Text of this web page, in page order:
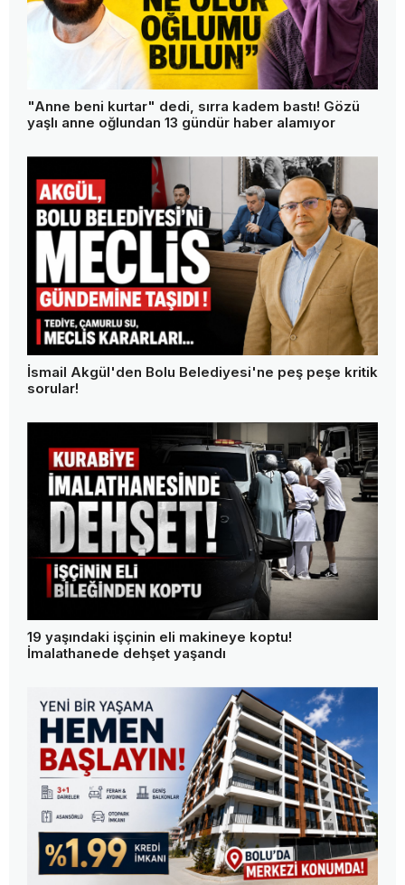
"Anne beni kurtar" dedi, sırra kadem bastı! Gözü
yaşlı anne oğlundan 13 gündür haber alamıyor
İsmail Akgül'den Bolu Belediyesi'ne peş peşe kritik
sorular!
19 yaşındaki işçinin eli makineye koptu!
İmalathanede dehşet yaşandı